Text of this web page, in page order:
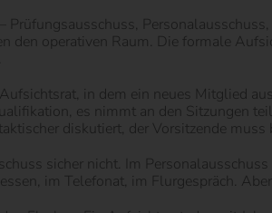
den operativen Raum. Die formale
in dem ein neues Mitglied
es nimmt an den Sitzungen
diskutiert, der Vorsitzende
sicher nicht. Im
im Telefonat, im Flurgespräch.